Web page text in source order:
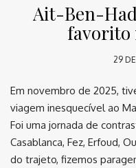
Ait-Ben-
favorito
29
Em novembro de 2025,
viagem inesquecível ao
Foi uma jornada de
Casablanca, Fez, Erfoud,
do trajeto, fizemos